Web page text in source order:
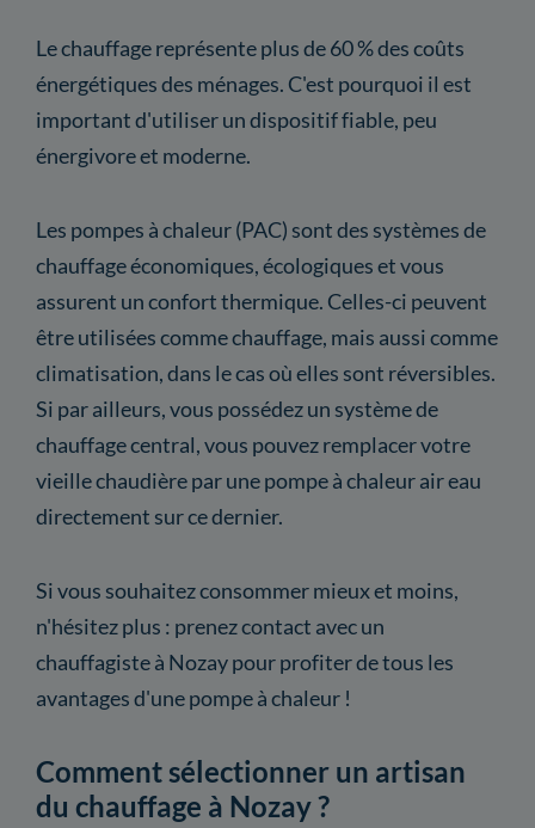
Le chauffage représente plus de 60 % des coûts
énergétiques des ménages. C'est pourquoi il est
important d'utiliser un dispositif fiable, peu
énergivore et moderne.
Les pompes à chaleur (PAC) sont des systèmes de
chauffage économiques, écologiques et vous
assurent un confort thermique. Celles-ci peuvent
être utilisées comme chauffage, mais aussi comme
climatisation, dans le cas où elles sont réversibles.
Si par ailleurs, vous possédez un système de
chauffage central, vous pouvez remplacer votre
vieille chaudière par une pompe à chaleur air eau
directement sur ce dernier.
Si vous souhaitez consommer mieux et moins,
n'hésitez plus : prenez contact avec un
chauffagiste à Nozay pour profiter de tous les
avantages d'une pompe à chaleur !
Comment sélectionner un artisan
du chauffage à Nozay ?